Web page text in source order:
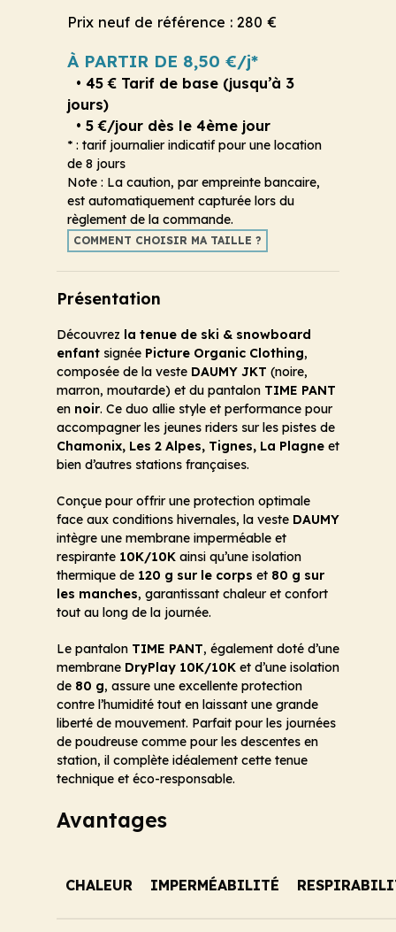
Prix neuf de référence : 280 €
À PARTIR DE 8,50 €/j*
• 45 € Tarif de base (jusqu’à 3
jours)
• 5 €/jour dès le 4ème jour
* : tarif journalier indicatif pour une location
de 8 jours
Note : La caution, par empreinte bancaire,
est automatiquement capturée lors du
règlement de la commande.
COMMENT CHOISIR MA TAILLE ?
Présentation
Découvrez la tenue de ski & snowboard
enfant signée Picture Organic Clothing,
composée de la veste DAUMY JKT (noire,
marron, moutarde) et du pantalon TIME PANT
en noir. Ce duo allie style et performance pour
accompagner les jeunes riders sur les pistes de
Chamonix, Les 2 Alpes, Tignes, La Plagne et
bien d’autres stations françaises.
Conçue pour offrir une protection optimale
face aux conditions hivernales, la veste DAUMY
intègre une membrane imperméable et
respirante 10K/10K ainsi qu’une isolation
thermique de 120 g sur le corps et 80 g sur
les manches, garantissant chaleur et confort
tout au long de la journée.
Le pantalon TIME PANT, également doté d’une
membrane DryPlay 10K/10K et d’une isolation
de 80 g, assure une excellente protection
contre l’humidité tout en laissant une grande
liberté de mouvement. Parfait pour les journées
de poudreuse comme pour les descentes en
station, il complète idéalement cette tenue
technique et éco-responsable.
Avantages
CHALEUR IMPERMÉABILITÉ